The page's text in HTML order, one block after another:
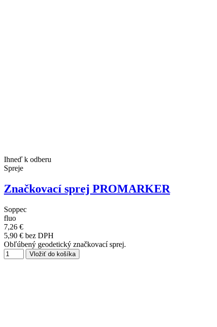
Ihneď k odberu
Spreje
Značkovací sprej PROMARKER
Soppec
fluo
7,26 €
5,90 € bez DPH
Obľúbený geodetický značkovací sprej.
Vložiť do košíka